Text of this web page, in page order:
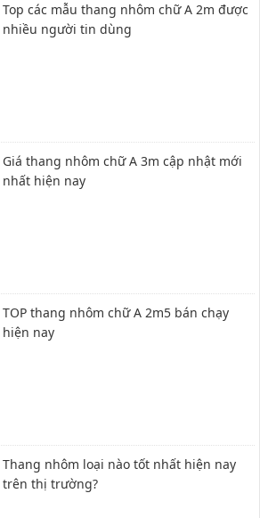
Top các mẫu thang nhôm chữ A 2m được
nhiều người tin dùng
Giá thang nhôm chữ A 3m cập nhật mới
nhất hiện nay
TOP thang nhôm chữ A 2m5 bán chạy
hiện nay
Thang nhôm loại nào tốt nhất hiện nay
trên thị trường?